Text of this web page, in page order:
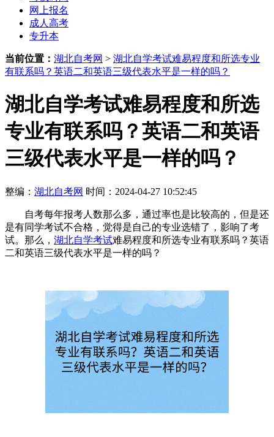
网上报名
成人高考
专升本
当前位置： 湖北自考网 > 湖北自学考试难易程度和所选专业
有联系吗？英语二和英语三级代表水平是一样的吗？
湖北自学考试难易程度和所选
专业有联系吗？英语二和英语
三级代表水平是一样的吗？
整编： 湖北自考网 时间：2024-04-27 10:52:45
自考每年报考人数那么多，通过率也是比较高的，但是还
是有同学考试不合格，觉得是自己的专业选错了，影响了考
试。那么， 湖北自学考试难易程度和所选专业有联系吗？英语
二和英语三级代表水平是一样的吗？